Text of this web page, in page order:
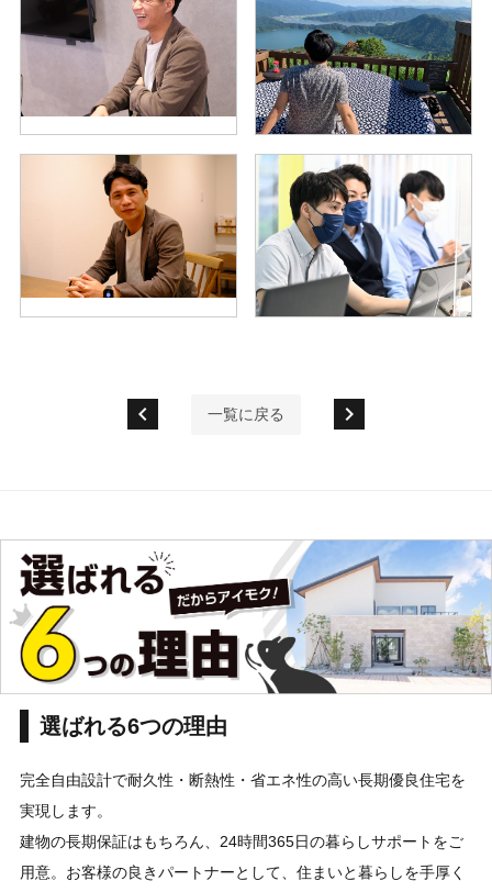
chevron_left 一覧に戻る chevron_right
選ばれる6つの理由
完全自由設計で耐久性・断熱性・省エネ性の高い長期優良住宅を
実現します。
建物の長期保証はもちろん、24時間365日の暮らしサポートをご
用意。お客様の良きパートナーとして、住まいと暮らしを手厚く